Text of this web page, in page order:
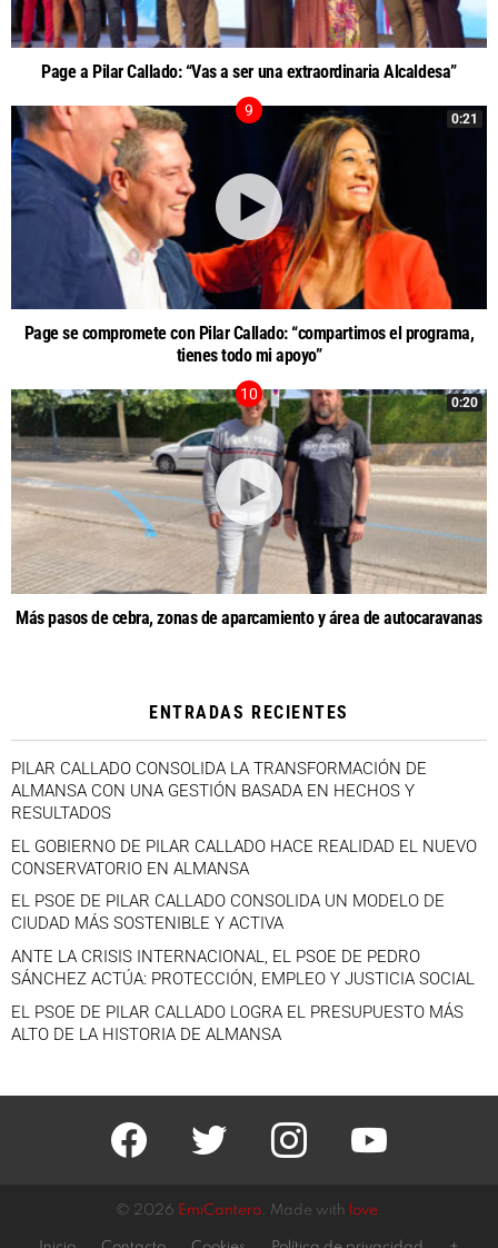
Page a Pilar Callado: “Vas a ser una extraordinaria Alcaldesa”
0:21
Page se compromete con Pilar Callado: “compartimos el programa,
tienes todo mi apoyo”
0:20
Más pasos de cebra, zonas de aparcamiento y área de autocaravanas
ENTRADAS RECIENTES
PILAR CALLADO CONSOLIDA LA TRANSFORMACIÓN DE
ALMANSA CON UNA GESTIÓN BASADA EN HECHOS Y
RESULTADOS
EL GOBIERNO DE PILAR CALLADO HACE REALIDAD EL NUEVO
CONSERVATORIO EN ALMANSA
EL PSOE DE PILAR CALLADO CONSOLIDA UN MODELO DE
CIUDAD MÁS SOSTENIBLE Y ACTIVA
ANTE LA CRISIS INTERNACIONAL, EL PSOE DE PEDRO
SÁNCHEZ ACTÚA: PROTECCIÓN, EMPLEO Y JUSTICIA SOCIAL
EL PSOE DE PILAR CALLADO LOGRA EL PRESUPUESTO MÁS
ALTO DE LA HISTORIA DE ALMANSA
facebook twitter instagram youtube
© 2026 EmiCantero. Made with love.